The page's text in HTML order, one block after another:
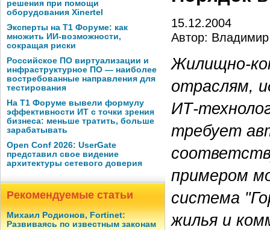
решения при помощи
оборудования Xinertel
Эксперты на Т1 Форуме: как
множить ИИ-возможности,
сокращая риски
Российское ПО виртуализации и
инфраструктурное ПО — наиболее
востребованные направления для
тестирования
На Т1 Форуме вывели формулу
эффективности ИТ с точки зрения
бизнеса: меньше тратить, больше
зарабатывать
Open Conf 2026: UserGate
представил свое видение
архитектуры сетевого доверия
Рекомендуемые статьи
Михаил Родионов, Fortinet:
Развиваясь по известным законам
15.12.2004
Автор:
Жилищно-
отраслям,
ИТ-
требует
примером
система
жилья и